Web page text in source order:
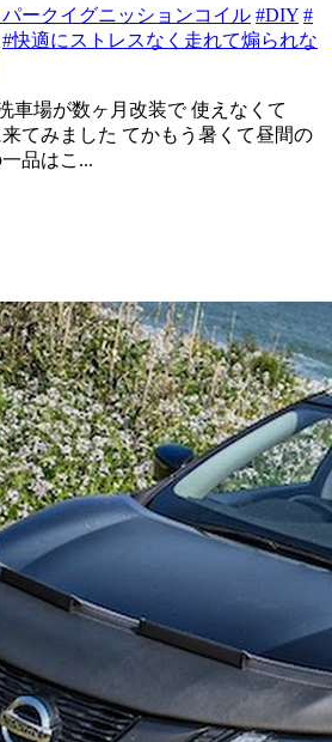
ークイグニッションコイル #DIY #
#快適にストレスなく走れて煽られな
車場が数ヶ月改装で 使えなくて
てみました てかもう暑くて昼間の
品はこ...